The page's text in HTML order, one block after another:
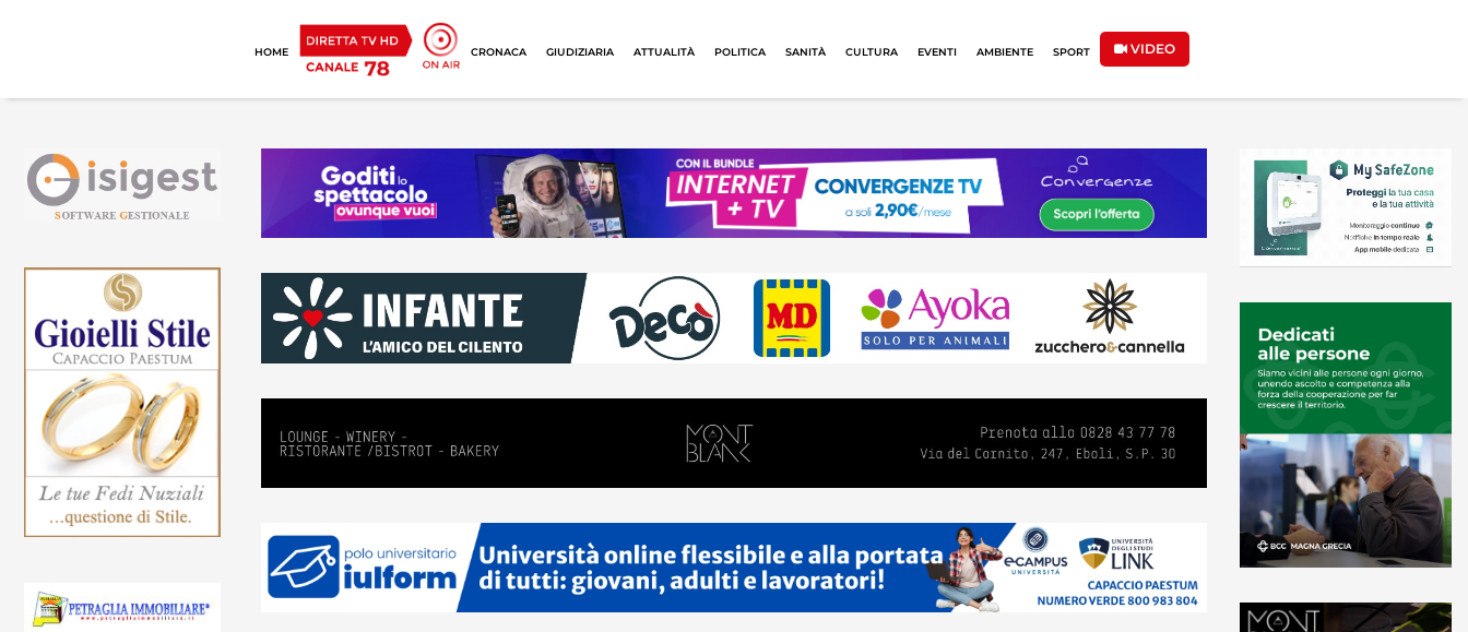
HOME CRONACA GIUDIZIARIA ATTUALITÀ POLITICA SANITÀ CULTURA EVENTI AMBIENTE SPORT VIDEO